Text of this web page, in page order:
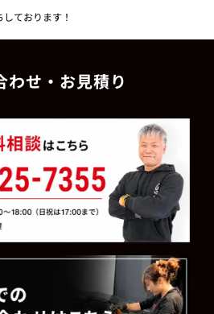
ております！
わせ・お見積り